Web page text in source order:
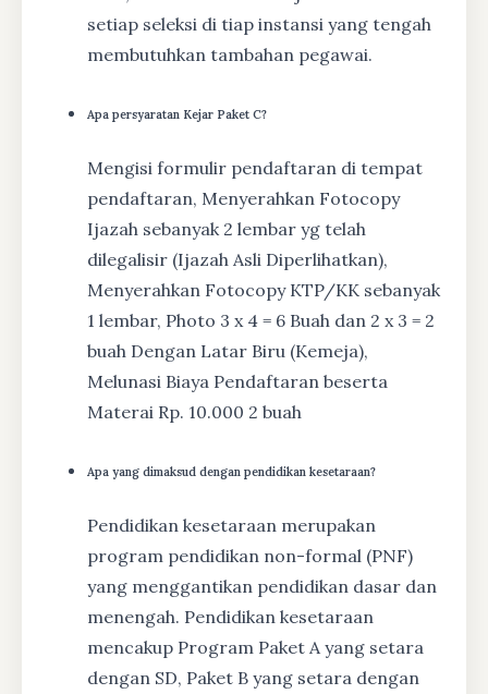
setiap seleksi di tiap instansi yang tengah
membutuhkan tambahan pegawai.
Apa persyaratan Kejar Paket C?
Mengisi formulir pendaftaran di tempat
pendaftaran, Menyerahkan Fotocopy
Ijazah sebanyak 2 lembar yg telah
dilegalisir (Ijazah Asli Diperlihatkan),
Menyerahkan Fotocopy KTP/KK sebanyak
1 lembar, Photo 3 x 4 = 6 Buah dan 2 x 3 = 2
buah Dengan Latar Biru (Kemeja),
Melunasi Biaya Pendaftaran beserta
Materai Rp. 10.000 2 buah
Apa yang dimaksud dengan pendidikan kesetaraan?
Pendidikan kesetaraan merupakan
program pendidikan non-formal (PNF)
yang menggantikan pendidikan dasar dan
menengah. Pendidikan kesetaraan
mencakup Program Paket A yang setara
dengan SD, Paket B yang setara dengan